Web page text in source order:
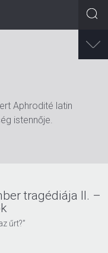
Aphrodité latin
istennője.
tragédiája II. –
űrt?”